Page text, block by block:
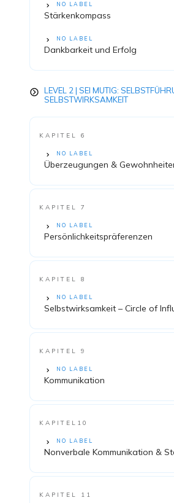
NO LABEL
Stärkenkompass
NO LABEL
Dankbarkeit und Erfolg
LEVEL 2 | SEI MUTIG:
SELBSTWIRKSAMKEIT
KAPITEL 6
NO LABEL
Überzeugungen &
KAPITEL 7
NO LABEL
Persönlichkeitspräferenzen
KAPITEL 8
NO LABEL
Selbstwirksamkeit – Circle of
KAPITEL 9
NO LABEL
Kommunikation
KAPITEL10
NO LABEL
Nonverbale Kommunikation &
KAPITEL 11